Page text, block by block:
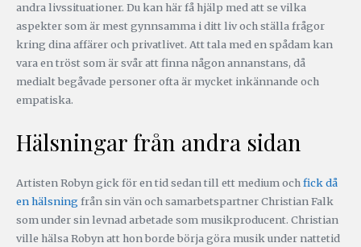
andra livssituationer. Du kan här få hjälp med att se vilka
aspekter som är mest gynnsamma i ditt liv och ställa frågor
kring dina affärer och privatlivet. Att tala med en spådam kan
vara en tröst som är svår att finna någon annanstans, då
medialt begåvade personer ofta är mycket inkännande och
empatiska.
Hälsningar från andra sidan
Artisten Robyn gick för en tid sedan till ett medium och fick då
en hälsning från sin vän och samarbetspartner Christian Falk
som under sin levnad arbetade som musikproducent. Christian
ville hälsa Robyn att hon borde börja göra musik under nattetid